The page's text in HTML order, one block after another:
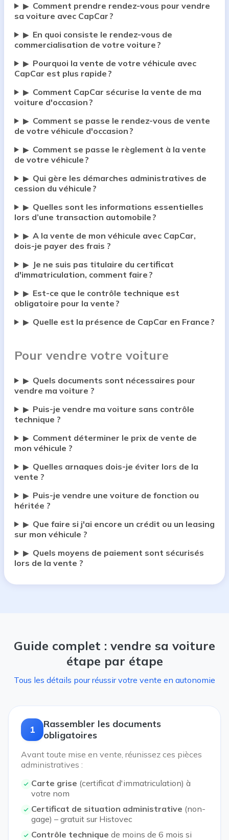
▶ Comment prendre rendez-vous pour vendre
sa voiture avec CapCar ?
▶ En quoi consiste le rendez-vous de
commercialisation de votre voiture ?
▶ Pourquoi la vente de votre véhicule avec
CapCar est plus rapide ?
▶ Comment CapCar sécurise la vente de ma
voiture d'occasion ?
▶ Comment se passe le rendez-vous de vente
de votre véhicule d'occasion ?
▶ Comment se passe le règlement à la vente
de votre véhicule ?
▶ Qui gère les démarches administratives de
cession du véhicule ?
▶ Quelles sont les informations essentielles
lors d’une transaction automobile ?
▶ A la vente de mon véhicule avec CapCar,
dois-je payer des frais ?
▶
Je ne suis pas titulaire du certificat
d'immatriculation, comment faire ?
▶ Est-ce que le contrôle technique est
obligatoire pour la vente ?
▶ Quelle est la présence de CapCar en France ?
Pour vendre votre voiture
▶ Quels documents sont nécessaires pour
vendre ma voiture ?
▶ Puis-je vendre ma voiture sans contrôle
technique ?
▶ Comment déterminer le prix de vente de
mon véhicule ?
▶ Quelles arnaques dois-je éviter lors de la
vente ?
▶ Puis-je vendre une voiture de fonction ou
héritée ?
▶ Que faire si j'ai encore un crédit ou un leasing
sur mon véhicule ?
▶ Quels moyens de paiement sont sécurisés
lors de la vente ?
Guide complet : vendre sa voiture
étape par étape
Tous les détails pour réussir votre vente en autonomie
1
Rassembler les documents
obligatoires
Avant toute mise en vente, réunissez ces pièces
administratives :
Carte grise (certificat d'immatriculation) à
votre nom
Certificat de situation administrative (non-
gage) – gratuit sur Histovec
Contrôle technique de moins de 6 mois si